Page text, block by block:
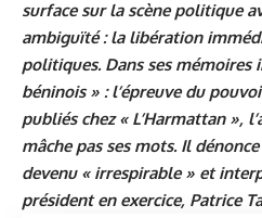
surface sur la scène politique
ambiguïté : la libération
politiques. Dans ses
béninois » : l’épreuve du
publiés chez « L’Harmattan »,
mâche pas ses mots. Il
devenu « irrespirable » et
président en exercice, Patrice